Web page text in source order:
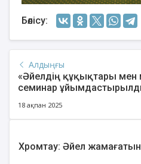
Бөлісу:
Алдыңғы
«Әйелдің құқықтары мен
семинар
18 ақпан 2025
Хромтау: Әйел